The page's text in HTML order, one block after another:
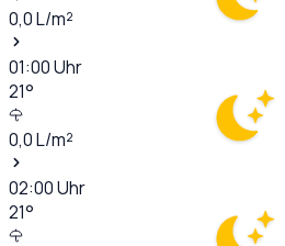
0,0L/m²
01:00Uhr
21°
0,0L/m²
02:00Uhr
21°